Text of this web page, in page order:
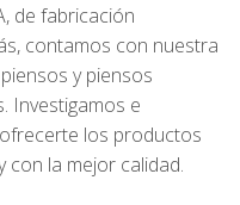
de fabricación
contamos con nuestra
y piensos
Investigamos e
los productos
con la mejor calidad.